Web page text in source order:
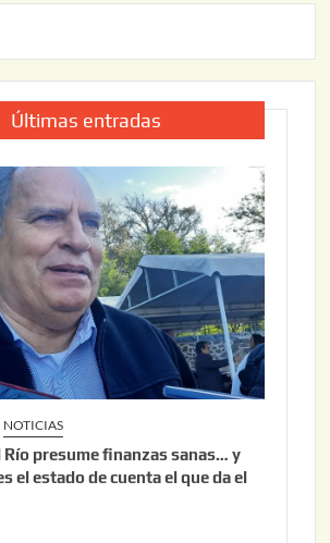
Últimas entradas
NOTICIAS
Río presume finanzas sanas… y
el estado de cuenta el que da el